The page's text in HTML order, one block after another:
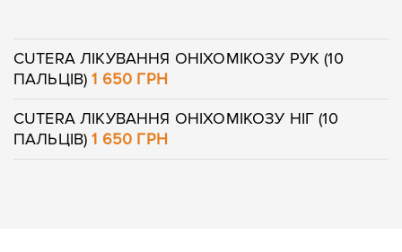
CUTERA ЛІКУВАННЯ ОНІХОМІКОЗУ РУК (10
ПАЛЬЦІВ)1 650 ГРН
CUTERA ЛІКУВАННЯ ОНІХОМІКОЗУ НІГ (10
ПАЛЬЦІВ)1 650 ГРН